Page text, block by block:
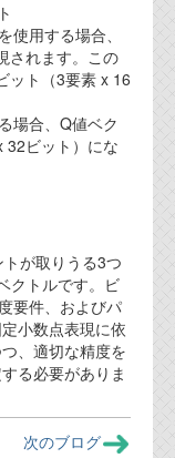
用する場合、
されます。この
ット（3要素 x 16
場合、Q値ベク
32ビット）にな
が取りうる3つ
クトルです。ビ
要件、およびパ
小数点表現に依
、適切な精度を
る必要がありま
次のブログ